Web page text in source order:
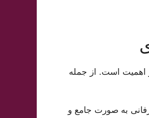
است. از جمله
به صورت جامع و